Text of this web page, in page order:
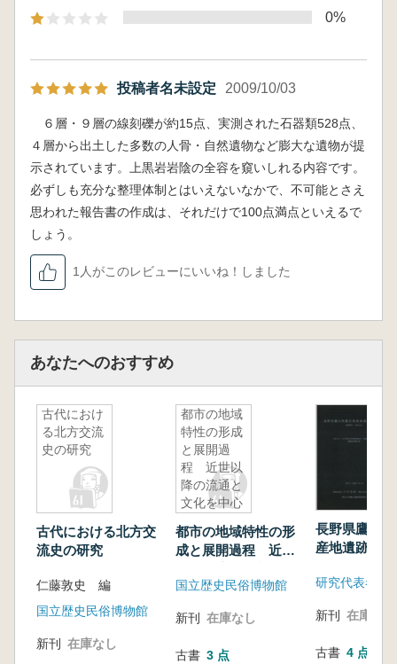
0%
投稿者名未設定 2009/10/03
６層・９層の線刻礫が約15点、実測された石器類528点、
４層から出土した多数の人骨・自然遺物など膨大な遺物が提
示されています。上黒岩岩陰の全容を窺いしれる内容です。
必ずしも充分な整理体制とはいえないなかで、不可能とさえ
思われた報告書の作成は、それだけで100点満点といえるで
しょう。
1人がこのレビューにいいね！しました
あなたへのおすすめ
古代におけ
る北方交流
史の研究
古代における北方交
流史の研究
仁藤敦史 編
国立歴史民俗博物館
新刊 在庫なし
都市の地域
特性の形成
と展開過
程 近世以
降の流通と
文化を中心
都市の地域特性の形
成と展開過程 近世
中心に
国立歴史民俗博物館
新刊 在庫なし
古書 3 点
長野県鷹山
産地遺跡群
新刊 在庫なし
古書 4 点